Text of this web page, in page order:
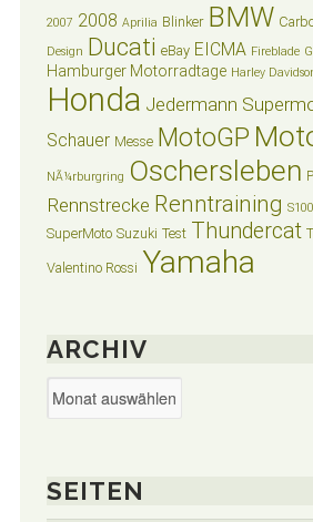
2007 2008 Aprilia Blinker BMW
Design Ducati eBay EICMA Fireblade
Hamburger Motorradtage Harley
Honda Jedermann
Schauer Messe MotoGP
NÃ¼rburgring Oschersleben
Rennstrecke Renntraining
SuperMoto Suzuki Test Thundercat
Valentino Rossi Yamaha
ARCHIV
Archiv
SEITEN